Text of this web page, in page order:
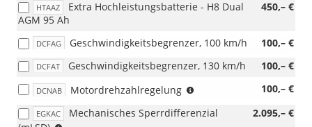
nur
Einzel-
Beifahrersitz)
HTAAZ 450,– €
Extra Hochleistungsbatterie - H8 Dual
AGM 95 Ah
DCFAG 100,– €
Geschwindigkeitsbegrenzer, 100 km/h
DCFAT 100,– €
Geschwindigkeitsbegrenzer, 130 km/h
DCNAB 100,– €
Motordrehzahlregelung
mit
EGKAC 2.095,– €
Mechanisches Sperrdifferenzial